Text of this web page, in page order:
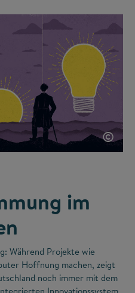
©
im
Während Projekte wie
Hoffnung machen, zeigt
noch immer mit dem